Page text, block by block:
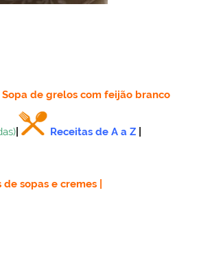
de grelos com feijão branco
Receitas de A a Z
de sopas e cremes